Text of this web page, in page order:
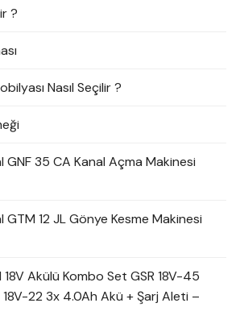
?
Nasıl Seçilir ?
35 CA Kanal Açma Makinesi
12 JL Gönye Kesme Makinesi
Akülü Kombo Set GSR 18V-45
18V-22 3x 4.0Ah Akü + Şarj Aleti –